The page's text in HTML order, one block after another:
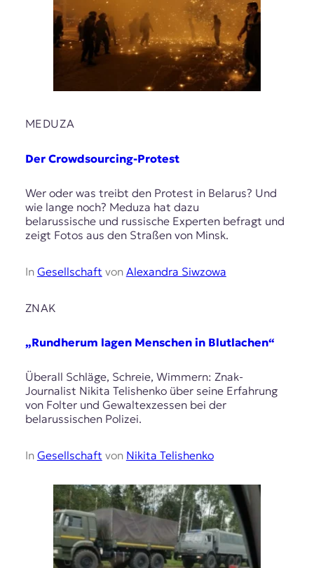
MEDUZA
Der Crowdsourcing-Protest
Wer oder was treibt den Protest in Belarus? Und
wie lange noch? Meduza hat dazu
belarussische und russische Experten befragt und
zeigt Fotos aus den Straßen von Minsk.
In Gesellschaft von Alexandra Siwzowa
ZNAK
„Rundherum lagen Menschen in Blutlachen“
Überall Schläge, Schreie, Wimmern: Znak-
Journalist Nikita Telishenko über seine Erfahrung
von Folter und Gewaltexzessen bei der
belarussischen Polizei.
In Gesellschaft von Nikita Telishenko